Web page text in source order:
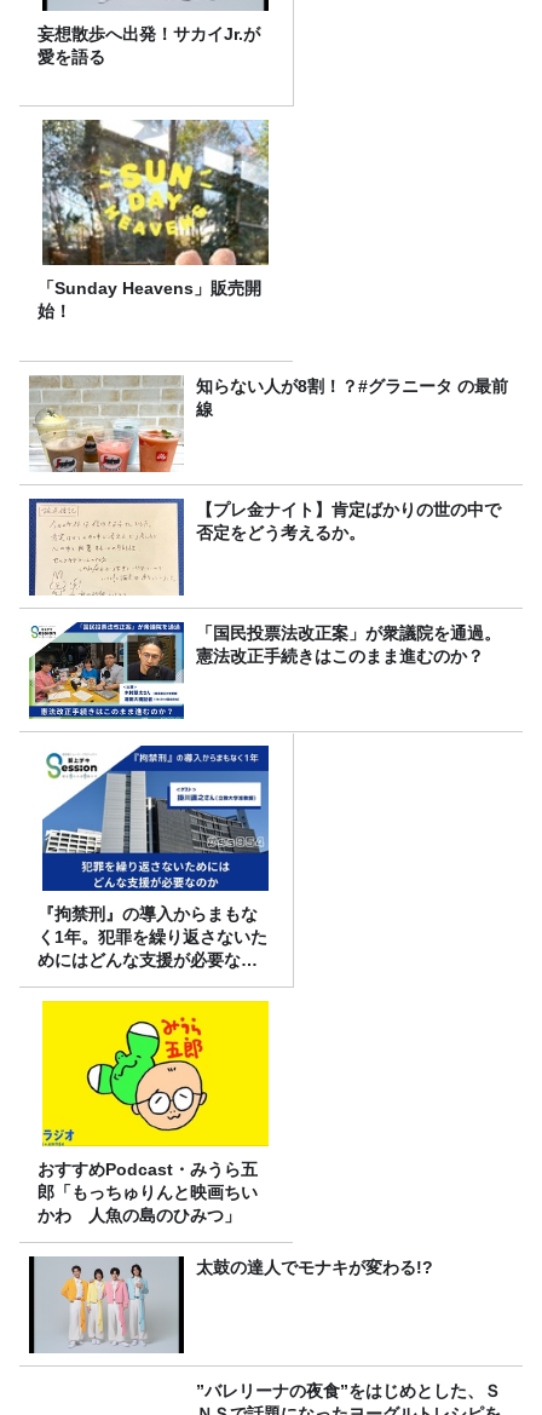
妄想散歩へ出発！サカイJr.が
愛を語る
「Sunday Heavens」販売開
始！
知らない人が8割！？#グラニータ の最前
線
【プレ金ナイト】肯定ばかりの世の中で
否定をどう考えるか。
「国民投票法改正案」が衆議院を通過。
憲法改正手続きはこのまま進むのか？
『拘禁刑』の導入からまもな
く1年。犯罪を繰り返さないた
めにはどんな支援が必要なの
か
おすすめPodcast・みうら五
郎「もっちゅりんと映画ちい
かわ 人魚の島のひみつ」
太鼓の達人でモナキが変わる!?
”バレリーナの夜食”をはじめとした、Ｓ